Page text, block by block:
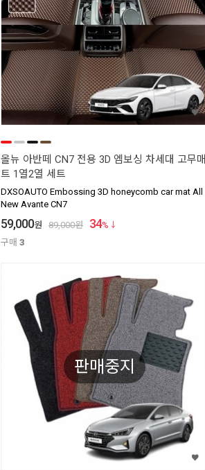
올뉴 아반떼 CN7 전용 3D 엠보싱 차세대 고무매
트 1열2열 세트
DXSOAUTO Embossing 3D honeycomb car mat All
New Avante CN7
59,000원 89,000원 34%
구매 3
판매중지